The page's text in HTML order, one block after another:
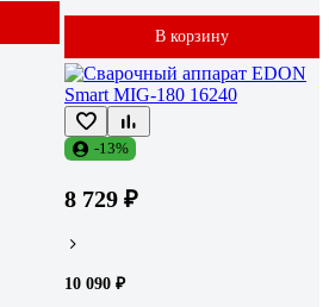
В корзину
-13%
8 729 ₽
10 090 ₽